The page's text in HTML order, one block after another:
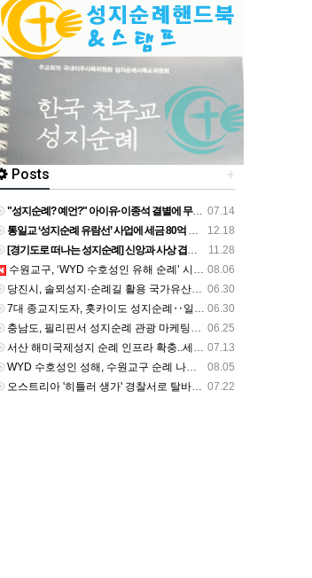
+
Posts
07.14
"성지순례? 예언?" 아이유·이종석 결별에 무속인 점사까지..과도한 추측 '눈살' [Oh!쎈 초점] - v.daum.net
12.18
통일교 ‘성지순례 유람선’ 사업에 세금 80억 투입 확인 - 뉴스타파
11.28
[경기도로 떠나는 성지순례] 신앙과 사상 겹쳐 쌓은 궤적 역동하는 도시를 이루다 - v.daum.net
08.06
수원교구, ‘WYD 수호성인 유해 순례’ 시작 - catholictimes.org
06.30
당진시, 솔뫼성지·순례길 활용 국가유산사업 7월 본격 시동 - 밥상뉴스
06.30
7대 종교지도자, 홋카이도 성지순례‥일본 성공회, 정토종과 교류 - btnnews.tv
06.25
충남도, 필리핀서 성지순례 관광 마케팅…“동남아 가톨릭 시장 공략” - newskorea.ne.kr
07.13
서산 해미국제성지 순례 인프라 확충..세계청년대회 준비 - 티제이비
08.05
WYD 수호성인 성해, 수원교구 순례 나섰다 - cpbc News
07.22
오스트리아 '히틀러 생가' 경찰서로 탈바꿈…'나치 성지순례' 차단 - v.daum.net